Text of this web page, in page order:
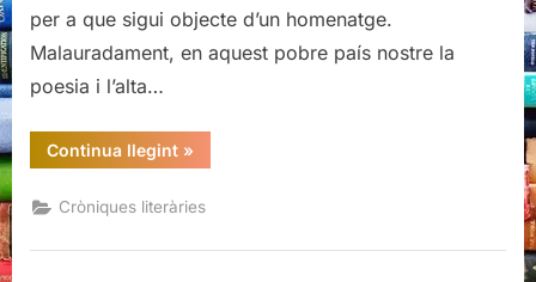
per a que sigui objecte d’un homenatge.
Malauradament, en aquest pobre país nostre la
poesia i l’alta…
Continua llegint“Eduald
Puig
a
Terrassa”
»
Cròniques literàries